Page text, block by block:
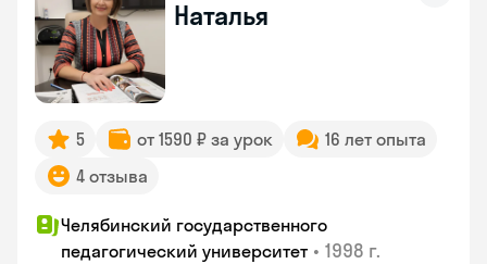
Наталья
5 от 1590 ₽ за урок
16 лет опыта
4 отзыва
Челябинский государственного
педагогический университет • 1998 г.